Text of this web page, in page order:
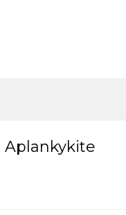
Aplankykite